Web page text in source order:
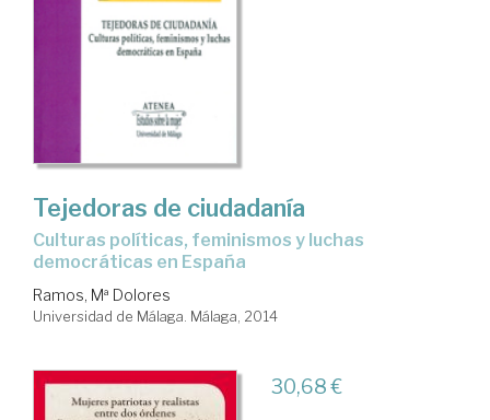
Tejedoras de ciudadanía
culturas políticas, feminismos y luchas
democráticas en España
Ramos, Mª Dolores
Universidad de Málaga. Málaga, 2014
30,68 €